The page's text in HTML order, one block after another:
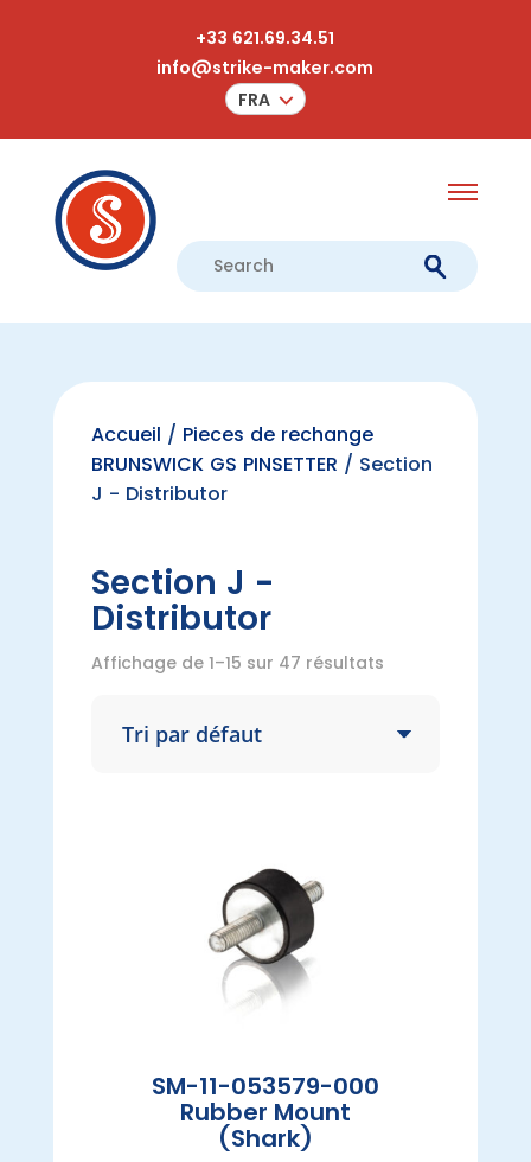
+33 621.69.34.51
info@strike-maker.com
FRA
Accueil / Pieces de rechange
BRUNSWICK GS PINSETTER / Section
J - Distributor
Section J -
Distributor
Affichage de 1–15 sur 47 résultats
SM-11-053579-000
Rubber Mount
(Shark)